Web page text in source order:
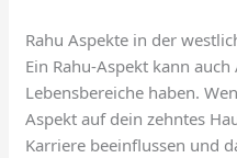
Rahu Aspekte in der
Ein Rahu-Aspekt kann
Lebensbereiche haben.
Aspekt auf dein zehntes
Karriere beeinflussen und